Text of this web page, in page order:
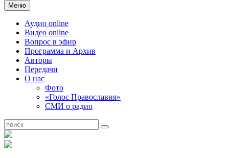
Меню
Аудио online
Видео online
Вопрос в эфир
Программа и Архив
Авторы
Передачи
О нас
Фото
«Голос Православия»
СМИ о радио